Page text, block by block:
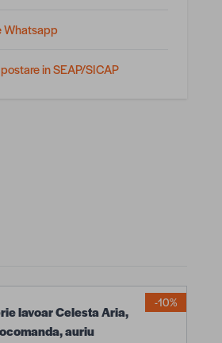
Whatsapp
in SEAP/SICAP
lavoar Celesta Aria,
auriu
-10%